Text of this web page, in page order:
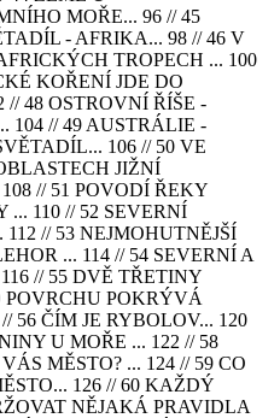
MOŘE... 96 // 45
- AFRIKA... 98 // 46 V
TROPECH ... 100
KOŘENÍ JDE DO
// 48 OSTROVNÍ ŘÍŠE -
104 // 49 AUSTRÁLIE -
106 // 50 VE
JIŽNÍ
// 51 POVODÍ ŘEKY
110 // 52 SEVERNÍ
// 53 NEJMOHUTNĚJŠÍ
... 114 // 54 SEVERNÍ A
// 55 DVĚ TŘETINY
POVRCHU POKRÝVÁ
56 ČÍM JE RYBOLOV... 120
U MOŘE ... 122 // 58
MĚSTO? ... 124 // 59 CO
126 // 60 KAŽDÝ
NĚJAKÁ PRAVIDLA